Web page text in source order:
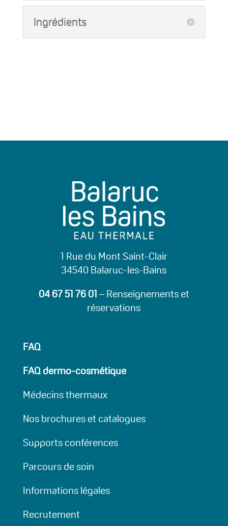
Ingrédients
1 Rue du Mont Saint-Clair
34540 Balaruc-les-Bains
04 67 51 76 01– Renseignements et
réservations
FAQ
FAQ dermo-cosmétique
Médecins thermaux
Nos brochures et catalogues
Supports conférences
Parcours de soin
Informations légales
Recrutement